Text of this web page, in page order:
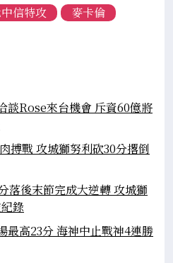
信特攻 麥卡倫
談Rose來台機會 斥資60億將
搏戰 攻城獅努利砍30分撂倒
落後末節完成大逆轉 攻城獅
錄
最高23分 海神中止戰神4連勝